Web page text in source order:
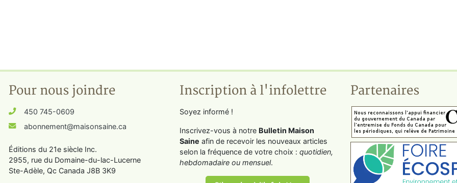
Pour nous joindre
450 745-0609
abonnement@maisonsaine.ca
Éditions du 21e siècle Inc.
2955, rue du Domaine-du-lac-Lucerne
Ste-Adèle, Qc Canada J8B 3K9
Inscription à l'infolettre
Soyez informé !
Inscrivez-vous à notre Bulletin Maison
Saine afin de recevoir les nouveaux articles
selon la fréquence de votre choix : quotidien,
hebdomadaire ou mensuel.
Partenaires